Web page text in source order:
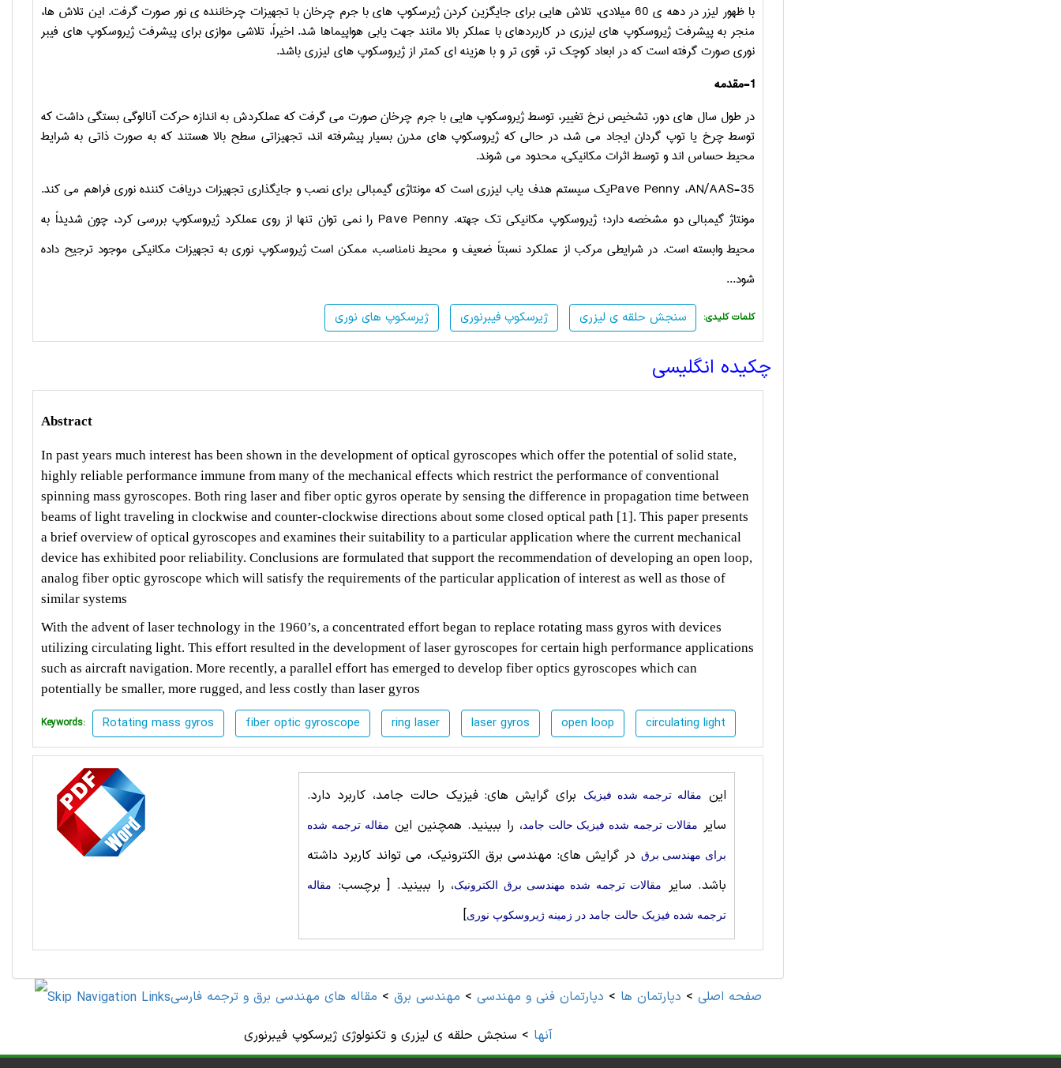
با ظهور لیزر در دهه ی 60 میلادی، تلاش هایی برای جایگزین کردن ژیرسکوپ های با جرم چرخان با تجهیزات چرخاننده ی نور صورت گرفت. این تلاش ها،
منجر به پیشرفت ژیروسکوپ های لیزری در کاربردهای با عملکر بالا مانند جهت یابی هواپیماها شد. اخیراً، تلاشی موازی برای پیشرفت ژیروسکوپ های فیبر
نوری صورت گرفته است که در ابعاد کوچک تر، قوی تر و با هزینه ای کمتر از ژیروسکوپ های لیزری باشد.
1-مقدمه
در طول سال های دور، تشخیص نرخ تغییر، توسط ژیروسکوپ هایی با جرم چرخان صورت می گرفت که عملکردش به اندازه حرکت آنالوگی بستگی داشت که
توسط چرخ یا توپ گردان ایجاد می شد، در حالی که ژیروسکوپ های مدرن بسیار پیشرفته اند، تجهیزاتی سطح بالا هستند که به صورت ذاتی به شرایط
محیط حساس اند و توسط اثرات مکانیکی، محدود می شوند.
AN/AAS-35، Pave Pennyیک سیستم هدف یاب لیزری است که مونتاژی گیمبالی برای نصب و جایگذاری تجهیزات دریافت کننده نوری فراهم می کند.
مونتاژ گیمبالی دو مشخصه دارد؛ ژیروسکوپ مکانیکی تک جهته. Pave Penny را نمی توان تنها از روی عملکرد ژیروسکوپ بررسی کرد، چون شدیداً به
محیط وابسته است. در شرایطی مرکب از عملکرد نسبتاً ضعیف و محیط نامناسب، ممکن است ژیروسکوپ نوری به تجهیزات مکانیکی موجود ترجیح داده
شود...
ژیرسکوپ های نوری ژیرسکوپ فیبرنوری سنجش حلقه‏ ی لیزری :کلمات کلیدی
چکیده انگلیسی
Abstract
In past years much interest has been shown in the development of optical gyroscopes which offer the potential of solid state,
highly reliable performance immune from many of the mechanical effects which restrict the performance of conventional
spinning mass gyroscopes. Both ring laser and fiber optic gyros operate by sensing the difference in propagation time between
beams of light traveling in clockwise and counter-clockwise directions about some closed optical path [1]. This paper presents
a brief overview of optical gyroscopes and examines their suitability to a particular application where the current mechanical
device has exhibited poor reliability. Conclusions are formulated that support the recommendation of developing an open loop,
analog fiber optic gyroscope which will satisfy the requirements of the particular application of interest as well as those of
similar systems
With the advent of laser technology in the 1960’s, a concentrated effort began to replace rotating mass gyros with devices
utilizing circulating light. This effort resulted in the development of laser gyroscopes for certain high performance applications
such as aircraft navigation. More recently, a parallel effort has emerged to develop fiber optics gyroscopes which can
potentially be smaller, more rugged, and less costly than laser gyros
Keywords: Rotating mass gyros fiber optic gyroscope ring laser laser gyros open loop circulating light
این مقاله ترجمه شده فیزیک
برای گرایش های: فیزیک حالت‌ جامد، کاربرد دارد.
سایر مقالات ترجمه شده فیزیک حالت‌ جامد، را ببینید. همچنین این مقاله ترجمه شده
برای مهندسی برق در گرایش های: مهندسی برق الکترونیک، می تواند کاربرد داشته
باشد. سایر
مقالات ترجمه شده مهندسی برق الکترونیک، را ببینید. [ برچسب: مقاله
ترجمه شده فیزیک حالت‌ جامد در زمینه ژیروسکوپ نوری]
صفحه اصلی > دپارتمان ها > دپارتمان فنی و مهندسی > مهندسی برق > مقاله های مهندسی برق و ترجمه فارسی
آنها > سنجش حلقه‏ ی لیزری و تکنولوژی ژیرسکوپ فیبرنوری